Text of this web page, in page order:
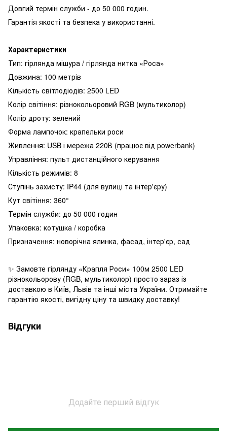
Довгий термін служби - до 50 000 годин.
Гарантія якості та безпека у використанні.
Характеристики
Тип: гірлянда мішура / гірлянда нитка «Роса»
Довжина: 100 метрів
Кількість світлодіодів: 2500 LED
Колір світіння: різнокольоровий RGB (мультиколор)
Колір дроту: зелений
Форма лампочок: крапельки роси
Живлення: USB і мережа 220В (працює від powerbank)
Управління: пульт дистанційного керування
Кількість режимів: 8
Ступінь захисту: IP44 (для вулиці та інтер'єру)
Кут світіння: 360°
Термін служби: до 50 000 годин
Упаковка: котушка / коробка
Призначення: новорічна ялинка, фасад, інтер'єр, сад
✨ Замовте гірлянду «Крапля Роси» 100м 2500 LED
різнокольорову (RGB, мультиколор) просто зараз із
доставкою в Київ, Львів та інші міста України. Отримайте
гарантію якості, вигідну ціну та швидку доставку!
Відгуки
Додайте перший відгук